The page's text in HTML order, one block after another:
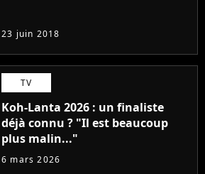
23 juin 2018
TV
Koh-Lanta 2026 : un finaliste
déjà connu ? "Il est beaucoup
plus malin..."
6 mars 2026